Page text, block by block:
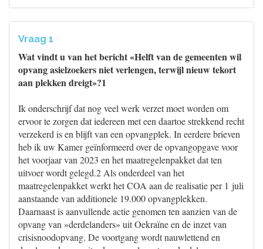
Vraag 1
Wat vindt u van het bericht «Helft van de gemeenten wil
opvang asielzoekers niet verlengen, terwijl nieuw tekort
aan plekken dreigt»?1
Ik onderschrijf dat nog veel werk verzet moet worden om
ervoor te zorgen dat iedereen met een daartoe strekkend recht
verzekerd is en blijft van een opvangplek. In eerdere brieven
heb ik uw Kamer geïnformeerd over de opvangopgave voor
het voorjaar van 2023 en het maatregelenpakket dat ten
uitvoer wordt gelegd.2 Als onderdeel van het
maatregelenpakket werkt het COA aan de realisatie per 1 juli
aanstaande van additionele 19.000 opvangplekken.
Daarnaast is aanvullende actie genomen ten aanzien van de
opvang van »derdelanders» uit Oekraïne en de inzet van
crisisnoodopvang. De voortgang wordt nauwlettend en